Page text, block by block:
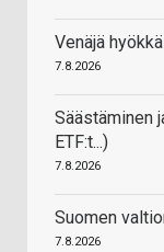
Venäjä
7.8.2026
Säästäminen
ETF:t...)
7.8.2026
Suomen
7.8.2026